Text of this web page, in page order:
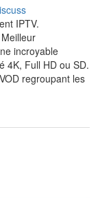
IPTV.
incroyable
4K, Full HD ou SD.
regroupant les